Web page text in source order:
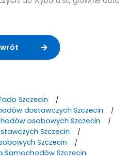
Szczecin
dostawczych Szczecin
osobowych Szczecin
Szczecin
Szczecin
Samochodów Szczecin